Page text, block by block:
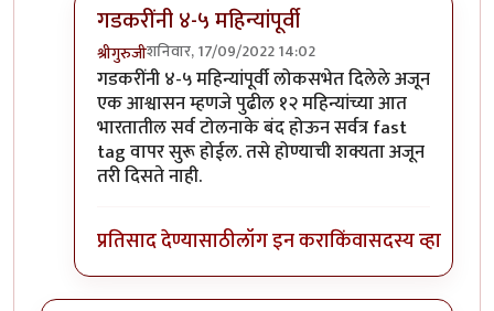
गडकरींनी ४-५ महिन्यांपूर्वी
श्रीगुरुजीशनिवार, 17/09/2022 14:02
In reply toपुणे सातारा रस्त्याबद्दल सहमतbyअभिजीत
गडकरींनी ४-५ महिन्यांपूर्वी लोकसभेत दिलेले अजून
एक आश्वासन म्हणजे पुढील १२ महिन्यांच्या आत
भारतातील सर्व टोलनाके बंद होऊन सर्वत्र fast
tag वापर सुरू होईल. तसे होण्याची शक्यता अजून
तरी दिसते नाही.
प्रतिसाद देण्यासाठीलॉग इन कराकिंवासदस्य व्हा